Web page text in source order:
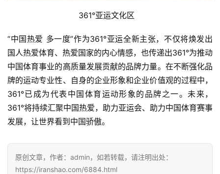
361°亚运文化区
“中国热爱 多一度”作为361°亚运全新主张，不仅将焕发出
国人热爱体育、热爱国家的内心情感，也传递出361°为推动
中国体育事业的高质量发展贡献的品牌力量。在不断强化品
牌的运动专业性、自身的企业形象和企业价值观的过程中，
361°已成为代表中国体育运动形象的品牌之一。未来，
361°将持续汇聚中国热爱，助力亚运会、助力中国体育赛事
发展，让世界看到中国骄傲。
原创文章，作者：admin，如若转载，请注明出处：
https://iranshao.com/6884.html